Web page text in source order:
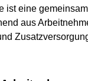
ist eine
aus